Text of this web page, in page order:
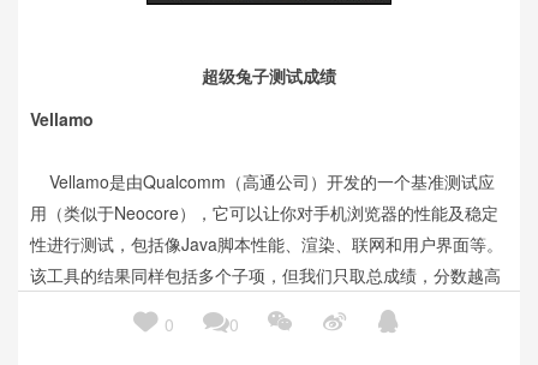
超级兔子测试成绩
Vellamo
Vellamo是由Qualcomm（高通公司）开发的一个基准测试应
用（类似于Neocore），它可以让你对手机浏览器的性能及稳定
性进行测试，包括像Java脚本性能、渲染、联网和用户界面等。
该工具的结果同样包括多个子项，但我们只取总成绩，分数越高
则表明手机对浏览器的优化程度越高，网页浏览体验更好。
 0 0   